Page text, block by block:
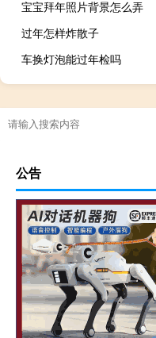
宝宝拜年照片背景怎么弄
过年怎样炸散子
车换灯泡能过年检吗
公告